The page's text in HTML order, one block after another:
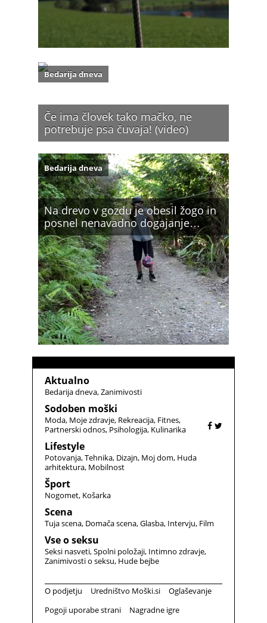
Če ima človek tako mačko, ne
potrebuje psa čuvaja! (video)
Bedarija dneva
Na drevo v gozdu je obesil žogo in
posnel nenavadno dogajanje…
Bedarija dneva
Aktualno
Bedarija dneva Zanimivosti
Sodoben moški
Moda Moje zdravje Rekreacija Fitnes
Partnerski odnos Psihologija Kulinarika
Lifestyle
Potovanja Tehnika Dizajn Moj dom Huda
arhitektura Mobilnost
Šport
Nogomet Košarka
Scena
Tuja scena Domača scena Glasba Intervju Film
Vse o seksu
Seksi nasveti Spolni položaji Intimno zdravje
Zanimivosti o seksu Hude bejbe
O podjetju Uredništvo Moški.si
Oglaševanje
Pogoji uporabe strani
Nagradne igre